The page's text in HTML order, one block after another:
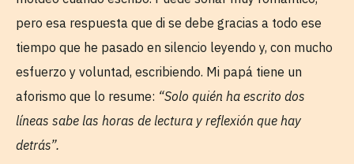
pero esa respuesta que di se debe gracias a todo ese
tiempo que he pasado en silencio leyendo y, con mucho
esfuerzo y voluntad, escribiendo. Mi papá tiene un
aforismo que lo resume: “Solo quién ha escrito dos
líneas sabe las horas de lectura y reflexión que hay
detrás”.